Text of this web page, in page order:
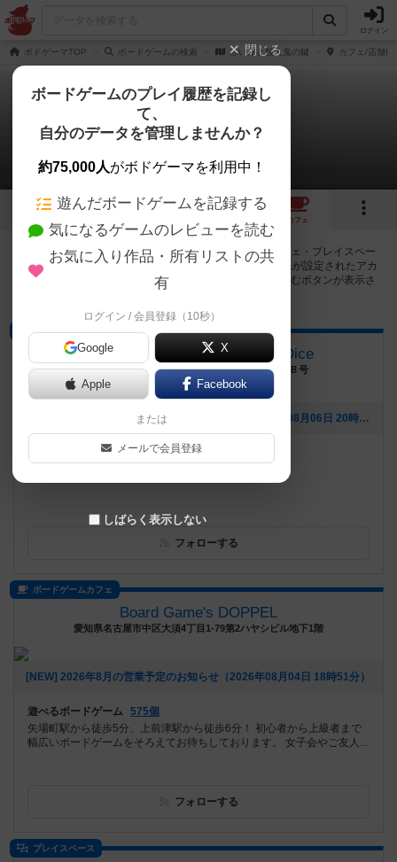
ログイン
ボドゲーマTOP ボードゲームの検索 赤い扉と殺人鬼の鍵 カフェ/店舗情
赤い扉と殺人鬼の鍵
42店のカフェ/スペースが提供中
52 2 13
カフェ
赤い扉と殺人鬼の鍵で遊ぶことができるボードゲームカフェ・プレイスペー
スが42店登録されています。公開プロフィールの都道府県が設定されたアカ
ウントでログインすると、同じ都道府県内の店舗に絞り込むボタンが表示さ
ショップ
ボードゲームショップ Blue Dice
福井県福井市光陽2丁目2-39 ウエストプラザＢ号
[NEW] パーティゲーム会が開催されました！（2026年08月06日 20時08分）
遊べるボードゲーム
380個
フォローする
ボードゲームカフェ
Board Game's DOPPEL
愛知県名古屋市中区大須4丁目1-79第2ハヤシビル地下1階
[NEW] 2026年8月の営業予定のお知らせ（2026年08月04日 18時51分）
遊べるボードゲーム 575個
矢場町駅から徒歩5分、上前津駅から徒歩6分！ 初心者から上級者まで
幅広いボードゲームをそろえてお待ちしております。 女子会やご友人...
フォローする
プレイスペース
閉じる
ボードゲームのプレイ履歴を記録し
て、
自分のデータを管理しませんか？
約75,000人がボドゲーマを利用中！
遊んだボードゲームを記録する
気になるゲームのレビューを読む
お気に入り作品・所有リストの共
有
ログイン / 会員登録（10秒）
Google X
Apple Facebook
または
メールで会員登録
しばらく表示しない